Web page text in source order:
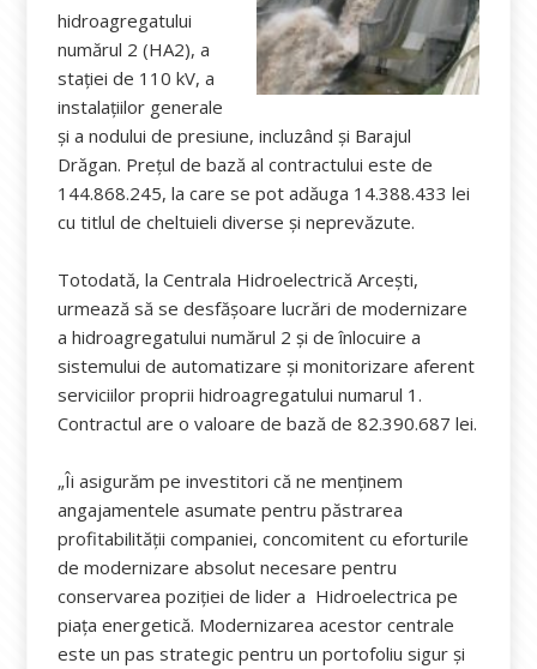
hidroagregatului
numărul 2 (HA2), a
stației de 110 kV, a
instalațiilor generale
și a nodului de presiune, incluzând și Barajul
Drăgan. Prețul de bază al contractului este de
144.868.245, la care se pot adăuga 14.388.433 lei
cu titlul de cheltuieli diverse și neprevăzute.
Totodată, la Centrala Hidroelectrică Arcești,
urmează să se desfășoare lucrări de modernizare
a hidroagregatului numărul 2 și de înlocuire a
sistemului de automatizare și monitorizare aferent
serviciilor proprii hidroagregatului numarul 1.
Contractul are o valoare de bază de 82.390.687 lei.
„Îi asigurăm pe investitori că ne menținem
angajamentele asumate pentru păstrarea
profitabilității companiei, concomitent cu eforturile
de modernizare absolut necesare pentru
conservarea poziției de lider a Hidroelectrica pe
piața energetică. Modernizarea acestor centrale
este un pas strategic pentru un portofoliu sigur și